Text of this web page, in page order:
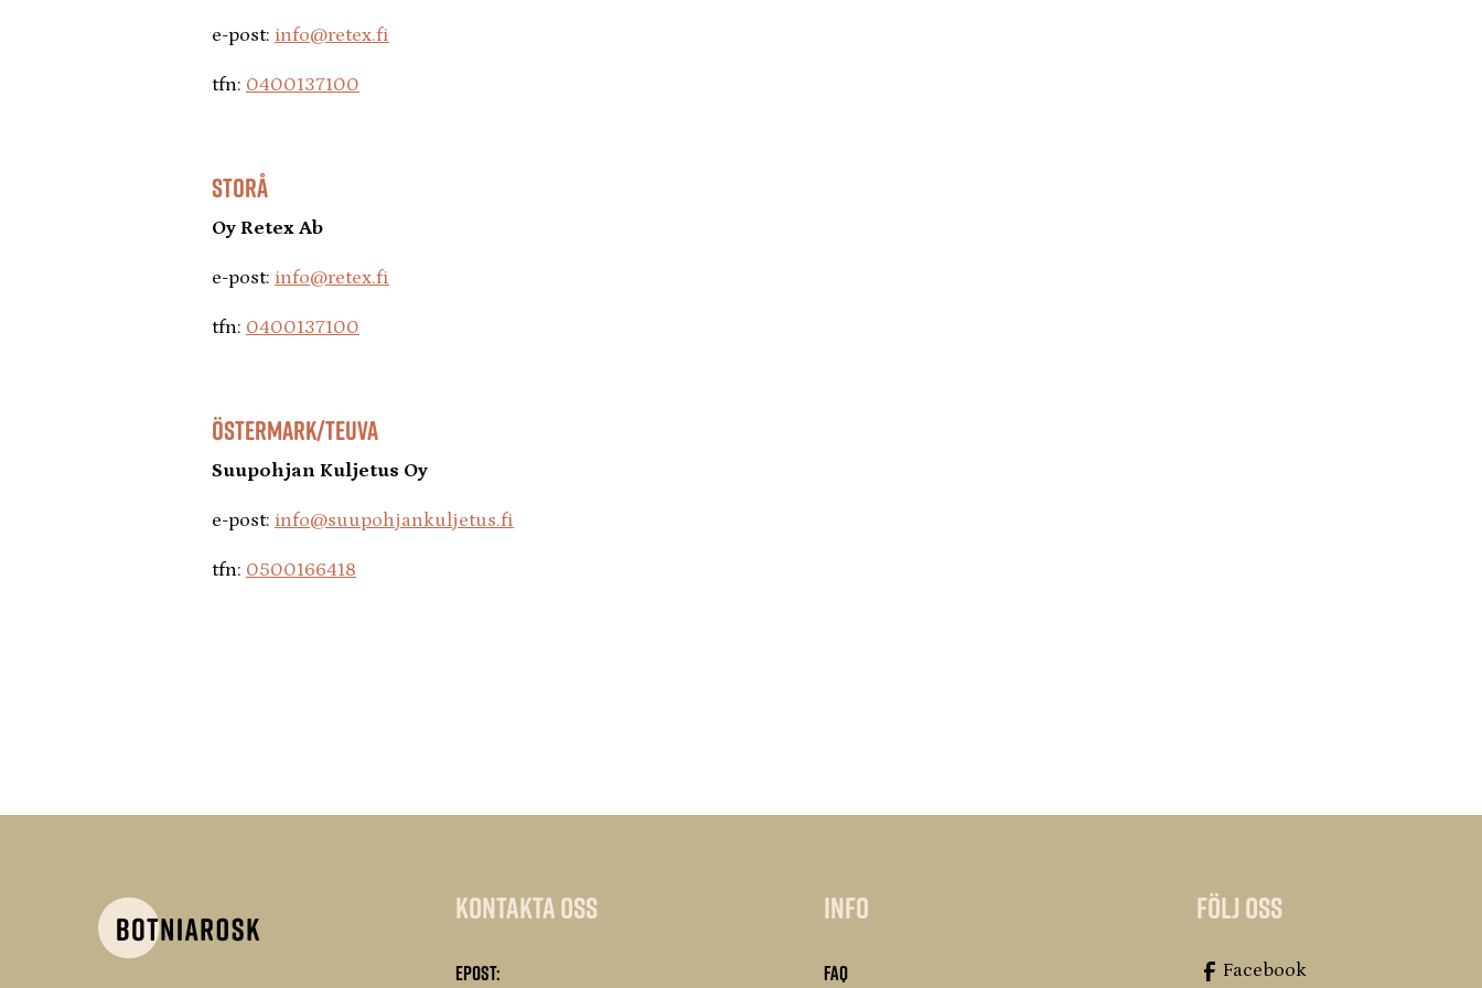
e-post: info@retex.fi
tfn: 0400137100
STORÅ
Oy Retex Ab
e-post: info@retex.fi
tfn: 0400137100
ÖSTERMARK/TEUVA
Suupohjan Kuljetus Oy
e-post: info@suupohjankuljetus.fi
tfn: 0500166418
Kontakta oss
Epost:
Info
FAQ
Följ oss
Facebook